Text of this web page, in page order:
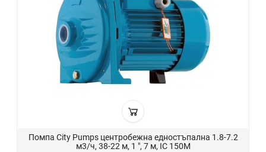
Помпа City Pumps центробежна едностъпална 1.8-7.2
м3/ч, 38-22 м, 1 ", 7 м, IC 150M